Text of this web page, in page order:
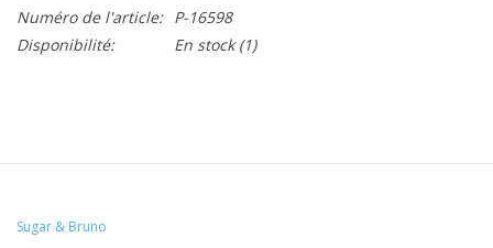
Numéro de l'article: P-16598
Disponibilité:
En stock(1)
Sugar & Bruno